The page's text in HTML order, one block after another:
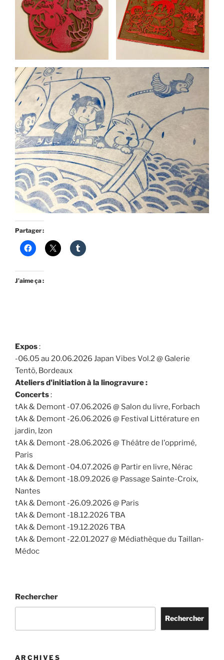
Partager :
J’aime ça :
Expos:
-06.05 au 20.06.2026 Japan Vibes Vol.2 @ Galerie
Tentö, Bordeaux
Ateliers d'initiation à la linogravure :
Concerts:
tAk & Demont -07.06.2026 @ Salon du livre, Forbach
tAk & Demont -26.06.2026 @ Festival Littérature en
jardin, Izon
tAk & Demont -28.06.2026 @ Théâtre de l'opprimé,
Paris
tAk & Demont -04.07.2026 @ Partir en livre, Nérac
tAk & Demont -18.09.2026 @ Passage Sainte-Croix,
Nantes
tAk & Demont -26.09.2026 @ Paris
tAk & Demont -18.12.2026 TBA
tAk & Demont -19.12.2026 TBA
tAk & Demont -22.01.2027 @ Médiathèque du Taillan-
Médoc
Rechercher
Rechercher
ARCHIVES